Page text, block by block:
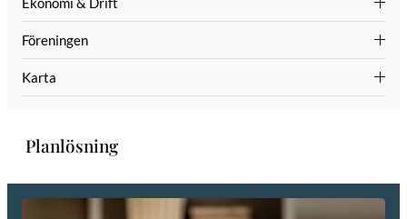
Planlösning
Föreningen
Karta